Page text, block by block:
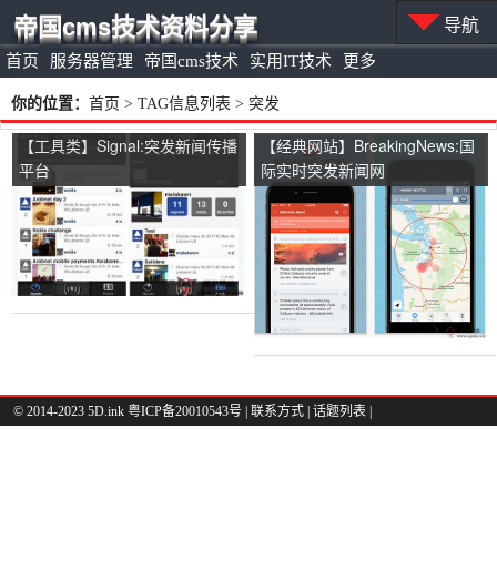
首页 服务器管理 帝国cms技术 实用IT技术 更多
帝国cms技术资料分享 导航
你的位置： 首页 > TAG信息列表 > 突发
【工具类】Signal:突发新闻传播
平台
【经典网站】BreakingNews:国
际实时突发新闻网
© 2014-2023 5D.ink 粤ICP备20010543号 联系方式 话题列表